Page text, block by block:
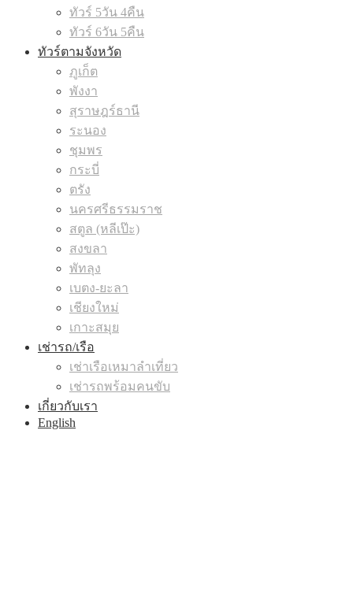
ทัวร์ 5วัน 4คืน
ทัวร์ 6วัน 5คืน
ทัวร์ตามจังหวัด
ภูเก็ต
พังงา
สุราษฎร์ธานี
ระนอง
ชุมพร
กระบี่
ตรัง
นครศรีธรรมราช
สตูล (หลีเป๊ะ)
สงขลา
พัทลุง
เบตง-ยะลา
เชียงใหม่
เกาะสมุย
เช่ารถ/เรือ
เช่าเรือเหมาลำเที่ยว
เช่ารถพร้อมคนขับ
เกี่ยวกับเรา
English